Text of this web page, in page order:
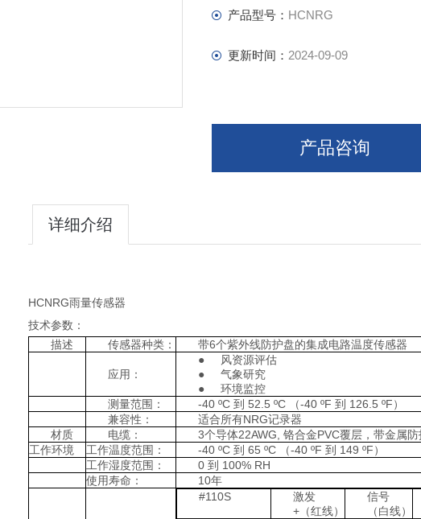
产品型号： HCNRG
更新时间： 2024-09-09
产品咨询
详细介绍
HCNRG雨量传感器
技术参数：
描述
传感器种类： 带6个紫外线防护盘的集成电路温度传感器
应用：
● 风资源评估
● 气象研究
● 环境监控
测量范围：
-40 ºC 到 52.5 ºC （-40 ºF 到 126.5 ºF）
兼容性：
适合所有NRG记录器
材质
电缆：
3个导体22AWG, 铬合金PVC覆层，带金属
工作环境
工作温度范围：
-40 ºC 到 65 ºC （-40 ºF 到 149 ºF）
工作湿度范围：
0 到 100% RH
使用寿命：
10年
#110S
激发
+（红线）
信号
（白线）